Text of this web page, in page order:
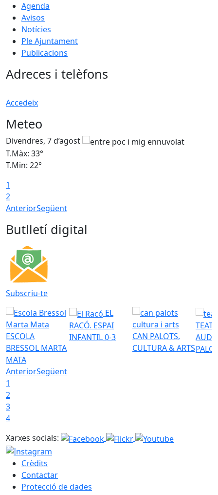
Agenda
Avisos
Notícies
Ple Ajuntament
Publicacions
Adreces i telèfons
Accedeix
Meteo
Divendres, 7 d’agost
T.Màx: 33°
T.Min: 22°
1
2
AnteriorSegüent
Butlletí digital
Subscriu-te
ESCOLA
BRESSOL MARTA
MATA
EL
RACÓ. ESPAI
INFANTIL 0-3
CAN PALOTS,
CULTURA & ARTS
AnteriorSegüent
1
2
3
4
Xarxes socials:
Crèdits
Contactar
Protecció de dades